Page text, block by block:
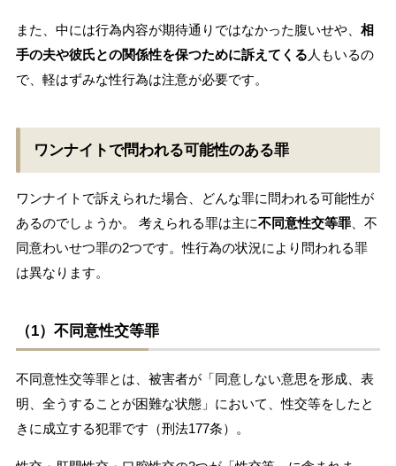
また、中には行為内容が期待通りではなかった腹いせや、 相
手の夫や彼氏との関係性を保つために訴えてくる 人もいるの
で、軽はずみな性行為は注意が必要です。
ワンナイトで問われる可能性のある罪
ワンナイトで訴えられた場合、どんな罪に問われる可能性が
あるのでしょうか。 考えられる罪は主に不同意性交等罪、不
同意わいせつ罪の2つです。性行為の状況により問われる罪
は異なります。
（1）不同意性交等罪
不同意性交等罪とは、被害者が「同意しない意思を形成、表
明、全うすることが困難な状態」において、性交等をしたと
きに成立する犯罪です（刑法177条）。